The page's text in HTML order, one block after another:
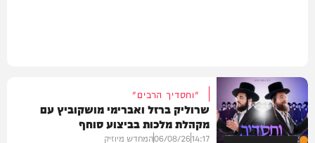
"וחסדיך הרבים"
שרוליק ברזל ואברימי מושקוביץ עם
מקהלת מלכות בביצוע סוחף
14:17
06/08/26המחדש מיוזיק